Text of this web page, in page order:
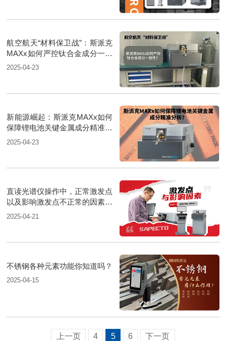
航空航天“材料保卫战”：斯派克
MAXx如何严控钛合金成分一致
性？
2025-04-23
新能源崛起：斯派克MAXx如何
保障锂电池关键金属成分精准分
析？
2025-04-23
直读光谱仪操作中，正常激发点
以及影响激发点不正常的因素有
哪些
2025-04-21
不锈钢各种元素功能你知道吗？
2025-04-15
上一页 4 5 6 下一页